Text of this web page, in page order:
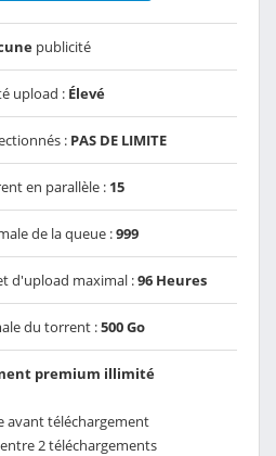
publicité
upload : Élevé
: PAS DE LIMITE
en parallèle : 15
de la queue :999
d'upload maximal :96 Heures
du torrent :500 Go
premium illimité
avant téléchargement
2 téléchargements